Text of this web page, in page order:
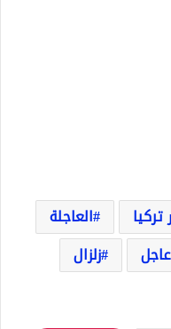
تركيا
العاجلة
زلزال